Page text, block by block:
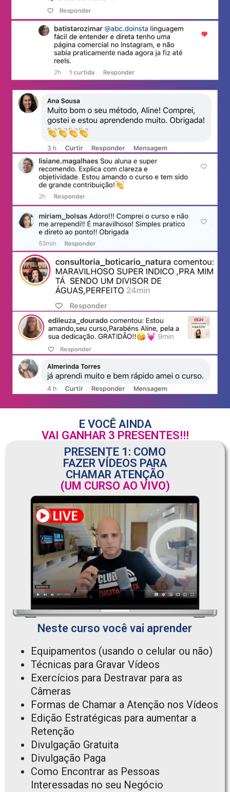
E VOCÊ AINDA
VAI GANHAR 3 PRESENTES!!!
PRESENTE 1: COMO
FAZER VÍDEOS PARA
CHAMAR ATENÇÃO
(UM CURSO AO VIVO)
Neste curso você vai aprender
Equipamentos (usando o celular ou não)
Técnicas para Gravar Vídeos
Exercícios para Destravar para as
Câmeras
Formas de Chamar a Atenção nos Vídeos
Edição Estratégicas para aumentar a
Retenção
Divulgação Gratuita
Divulgação Paga
Como Encontrar as Pessoas
Interessadas no seu Negócio